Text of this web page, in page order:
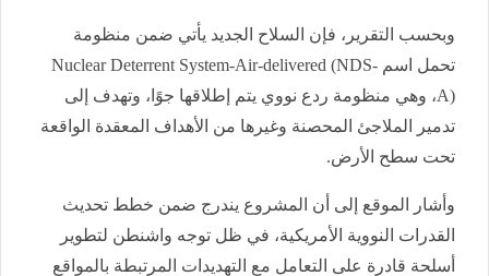
وبحسب التقرير، فإن السلاح الجديد يأتي ضمن منظومة
تحمل اسم Nuclear Deterrent System-Air-delivered (NDS-
A)، وهي منظومة ردع نووي يتم إطلاقها جوًا، وتهدف إلى
تدمير الملاجئ المحصنة وغيرها من الأهداف المعقدة الواقعة
تحت سطح الأرض.
وأشار الموقع إلى أن المشروع يندرج ضمن خطط تحديث
القدرات النووية الأمريكية، في ظل توجه واشنطن لتطوير
أسلحة قادرة على التعامل مع التهديدات المرتبطة بالمواقع